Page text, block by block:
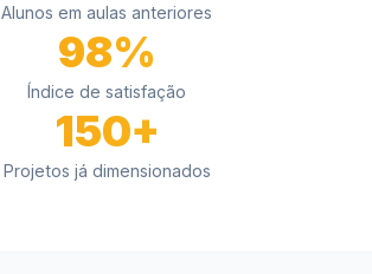
Alunos em aulas anteriores
98%
Índice de satisfação
150+
Projetos já dimensionados